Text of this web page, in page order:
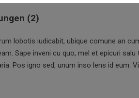
(2)
lobotis iudicabit, ubique comune an
Sape inveni cu quo, mel et epicuri
Pos igno sed, unum inso lens id eum.